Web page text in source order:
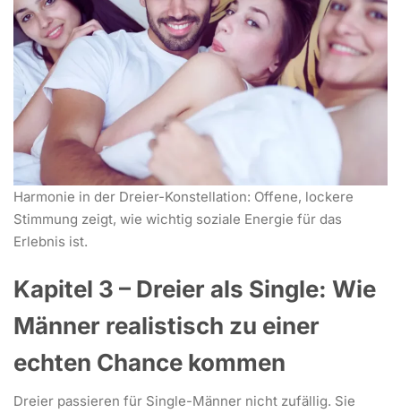
Harmonie in der Dreier-Konstellation: Offene, lockere
Stimmung zeigt, wie wichtig soziale Energie für das
Erlebnis ist.
Kapitel 3 – Dreier als Single: Wie
Männer realistisch zu einer
echten Chance kommen
Dreier passieren für Single-Männer nicht zufällig. Sie